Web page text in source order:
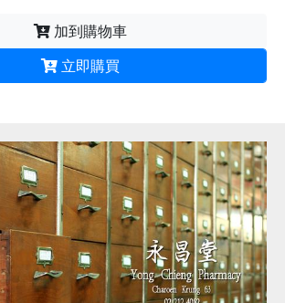
加到購物車
立即購買